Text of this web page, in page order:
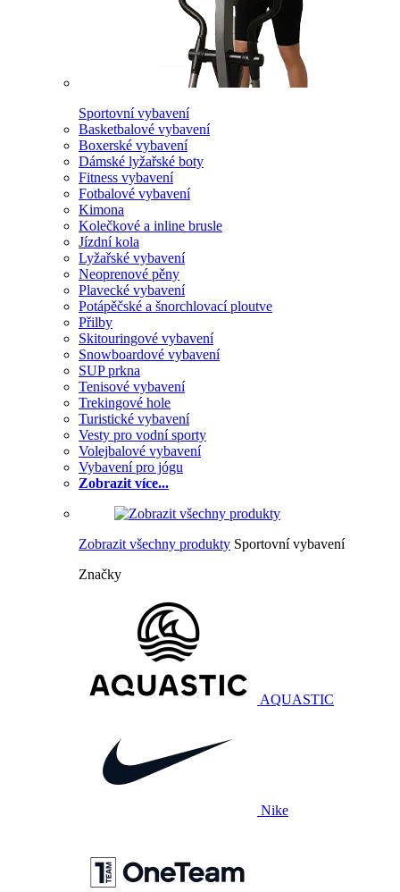
Sportovní vybavení
Basketbalové vybavení
Boxerské vybavení
Dámské lyžařské boty
Fitness vybavení
Fotbalové vybavení
Kimona
Kolečkové a inline brusle
Jízdní kola
Lyžařské vybavení
Neoprenové pěny
Plavecké vybavení
Potápěčské a šnorchlovací ploutve
Přilby
Skitouringové vybavení
Snowboardové vybavení
SUP prkna
Tenisové vybavení
Trekingové hole
Turistické vybavení
Vesty pro vodní sporty
Volejbalové vybavení
Vybavení pro jógu
Zobrazit více...
Zobrazit všechny produkty Sportovní vybavení
Značky
AQUASTIC
Nike